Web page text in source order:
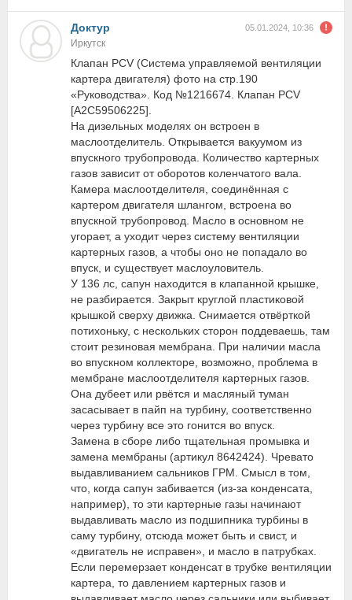
Доктур 05.01.2024, 10:36
Иркутск
Клапан PCV (Система управляемой вентиляции
картера двигателя) фото на стр.190
«Руководства». Код №1216674. Клапан PCV
[A2C59506225].
На дизельных моделях он встроен в
маслоотделитель. Открывается вакуумом из
впускного трубопровода. Количество картерных
газов зависит от оборотов коленчатого вала.
Камера маслоотделителя, соединённая с
картером двигателя шлангом, встроена во
впускной трубопровод. Масло в основном не
угорает, а уходит через систему вентиляции
картерных газов, а чтобы оно не попадало во
впуск, и существует маслоуловитель.
У 136 лс, сапун находится в клапанной крышке,
не разбирается. Закрыт круглой пластиковой
крышкой сверху движка. Снимается отвёрткой
потихоньку, с нескольких сторон поддеваешь, там
стоит резиновая мембрана. При наличии масла
во впускном коллекторе, возможно, проблема в
мембране маслоотделителя картерных газов.
Она дубеет или рвётся и масляный туман
засасывает в пайп на турбину, соответственно
через турбину все это гонится во впуск.
Замена в сборе либо тщательная промывка и
замена мембраны (артикул 8642424). Чревато
выдавливанием сальников ГРМ. Смысл в том,
что, когда сапун забивается (из-за конденсата,
например), то эти картерные газы начинают
выдавливать масло из подшипника турбины в
саму турбину, отсюда может быть и свист, и
«двигатель не исправен», и масло в патрубках.
Если перемерзает конденсат в трубке вентиляции
картера, то давлением картерных газов и